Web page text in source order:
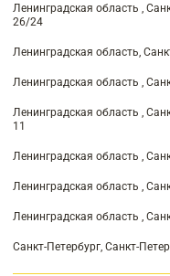
Ленинградская область ,
26/24
Ленинградская область,
Ленинградская область ,
Ленинградская область ,
11
Ленинградская область ,
Ленинградская область ,
Ленинградская область ,
Санкт-Петербург, Санкт-